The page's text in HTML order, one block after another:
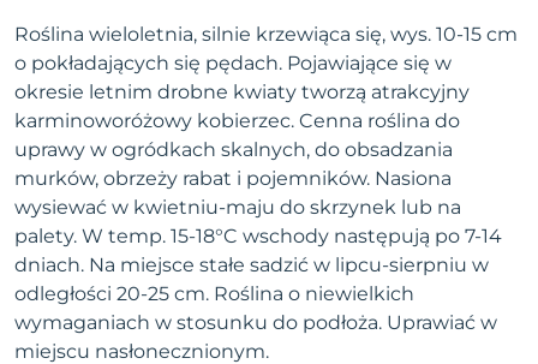
Roślina wieloletnia, silnie krzewiąca się, wys. 10-15 cm
o pokładających się pędach. Pojawiające się w
okresie letnim drobne kwiaty tworzą atrakcyjny
karminoworóżowy kobierzec. Cenna roślina do
uprawy w ogródkach skalnych, do obsadzania
murków, obrzeży rabat i pojemników. Nasiona
wysiewać w kwietniu-maju do skrzynek lub na
palety. W temp. 15-18°C wschody następują po 7-14
dniach. Na miejsce stałe sadzić w lipcu-sierpniu w
odległości 20-25 cm. Roślina o niewielkich
wymaganiach w stosunku do podłoża. Uprawiać w
miejscu nasłonecznionym.